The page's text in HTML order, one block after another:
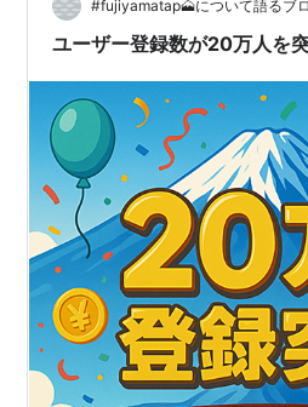
しましたが、凄い脂の量と柔ら
#fujiyamatap🗻について語るブ
ユーザー登録数が20万人を